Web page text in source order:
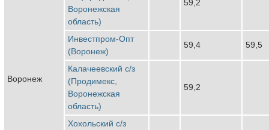
Воронеж
Воронежская
область)
59,2
Инвестпром-Опт
(Воронеж)
59,4 59,5
Калачеевский с/з
(Продимекс,
Воронежская
область)
59,2
Хохольский с/з